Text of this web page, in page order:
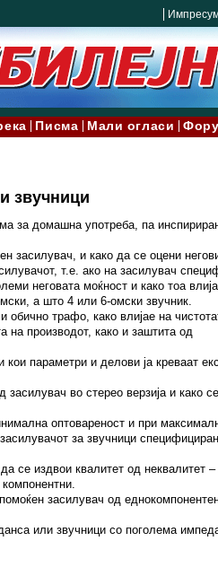
Писма Мали огласи
звучници
за домашна употреба, па
засилувач, и како да се оцени
т.е. ако на засилувач
неговата моќност и како тоа
а што 4 или 6-омски звучник.
трафо, како влијае на
на производот, како и заштита од
параметри и делови ја креваат
во стерео верзија и како се
оптовареност и при
за звучници
се издвои квалитет од неквалитет –
засилувач од
или звучници со поголема